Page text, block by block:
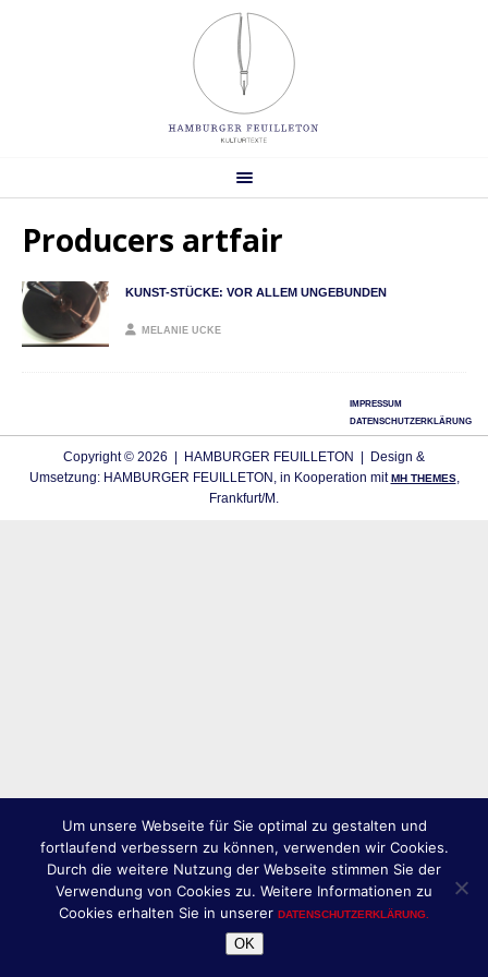
Producers artfair
KUNST-STÜCKE: VOR ALLEM UNGEBUNDEN
MELANIE UCKE
IMPRESSUM
DATENSCHUTZERKLÄRUNG
Copyright © 2026 | HAMBURGER FEUILLETON | Design &
Umsetzung: HAMBURGER FEUILLETON, in Kooperation mitMH THEMES,
Frankfurt/M.
Um unsere Webseite für Sie optimal zu gestalten und
fortlaufend verbessern zu können, verwenden wir Cookies.
Durch die weitere Nutzung der Webseite stimmen Sie der
Verwendung von Cookies zu. Weitere Informationen zu
Cookies erhalten Sie in unserer DATENSCHUTZERKLÄRUNG.
OK